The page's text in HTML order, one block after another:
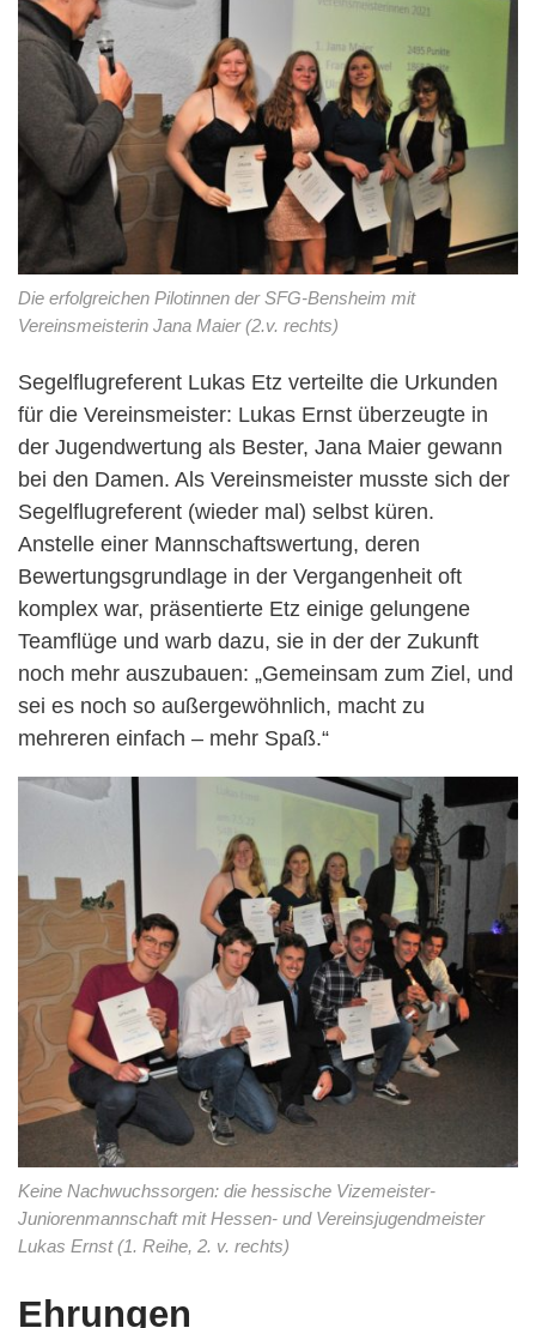
Die erfolgreichen Pilotinnen der SFG-Bensheim mit
Vereinsmeisterin Jana Maier (2.v. rechts)
Segelflugreferent Lukas Etz verteilte die Urkunden
für die Vereinsmeister: Lukas Ernst überzeugte in
der Jugendwertung als Bester, Jana Maier gewann
bei den Damen. Als Vereinsmeister musste sich der
Segelflugreferent (wieder mal) selbst küren.
Anstelle einer Mannschaftswertung, deren
Bewertungsgrundlage in der Vergangenheit oft
komplex war, präsentierte Etz einige gelungene
Teamflüge und warb dazu, sie in der der Zukunft
noch mehr auszubauen: „Gemeinsam zum Ziel, und
sei es noch so außergewöhnlich, macht zu
mehreren einfach – mehr Spaß.“
Keine Nachwuchssorgen: die hessische Vizemeister-
Juniorenmannschaft mit Hessen- und Vereinsjugendmeister
Lukas Ernst (1. Reihe, 2. v. rechts)
Ehrungen